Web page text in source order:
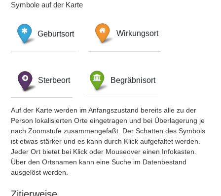
Symbole auf der Karte
Geburtsort Wirkungsort
Sterbeort Begräbnisort
Auf der Karte werden im Anfangszustand bereits alle zu der
Person lokalisierten Orte eingetragen und bei Überlagerung je
nach Zoomstufe zusammengefaßt. Der Schatten des Symbols
ist etwas stärker und es kann durch Klick aufgefaltet werden.
Jeder Ort bietet bei Klick oder Mouseover einen Infokasten.
Über den Ortsnamen kann eine Suche im Datenbestand
ausgelöst werden.